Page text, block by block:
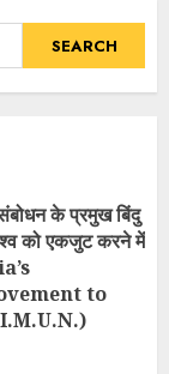
के प्रमुख बिंदु
को एकजुट करने में
to